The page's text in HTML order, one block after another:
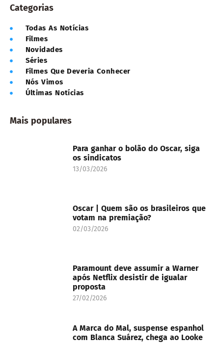
Categorias
Todas As Notícias
Filmes
Novidades
Séries
Filmes Que Deveria Conhecer
Nós Vimos
Últimas Notícias
Mais populares
Para ganhar o bolão do Oscar, siga
os sindicatos
13/03/2026
Oscar | Quem são os brasileiros que
votam na premiação?
02/03/2026
Paramount deve assumir a Warner
após Netflix desistir de igualar
proposta
27/02/2026
A Marca do Mal, suspense espanhol
com Blanca Suárez, chega ao Looke